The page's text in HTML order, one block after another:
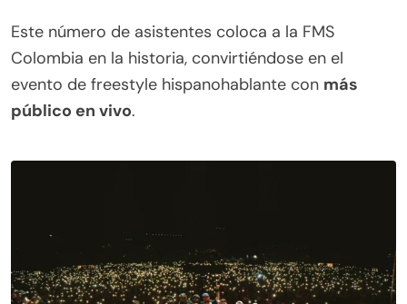
Este número de asistentes coloca a la FMS
Colombia en la historia, convirtiéndose en el
evento de freestyle hispanohablante con más
público en vivo.